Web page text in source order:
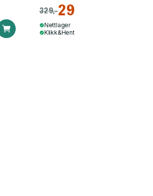
329,-299,-
Nettlager
Klikk&Hent